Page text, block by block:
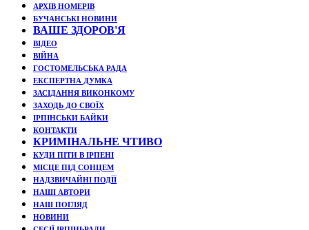
АРХІВ НОМЕРІВ
БУЧАНСЬКІ НОВИНИ
ВАШЕ ЗДОРОВ'Я
ВІДЕО
ВІЙНА
ГОСТОМЕЛЬСЬКА РАДА
ЕКСПЕРТНА ДУМКА
ЗАСІДАННЯ ВИКОНКОМУ
ЗАХОДЬ ДО СВОЇХ
ІРПІНСЬКИ БАЙКИ
КОНТАКТИ
КРИМІНАЛЬНЕ ЧТИВО
КУДИ ПІТИ В ІРПЕНІ
МІСЦЕ ПІД СОНЦЕМ
НАДЗВИЧАЙНІ ПОДЇЇ
НАШІ АВТОРИ
НАШ ПОГЛЯД
НОВИНИ